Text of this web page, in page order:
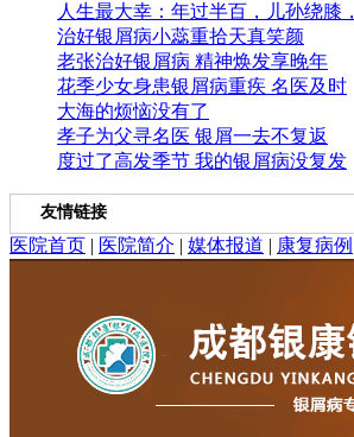
人生最大幸：年过半百，儿孙绕膝，
治好银屑病小蕊重拾天真笑颜
老张治好银屑病 精神焕发享晚年
花季少女身患银屑病重疾 名医及时
大海的烦恼没有了
孝子为父寻名医 银屑一去不复返
度过了高发季节 我的银屑病没复发
友情链接
医院首页 | 医院简介 | 媒体报道 | 康复病例